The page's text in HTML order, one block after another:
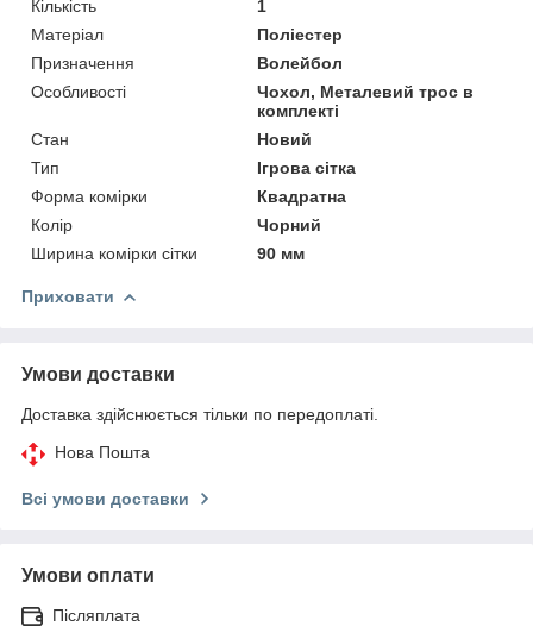
Кількість
1
Матеріал
Поліестер
Призначення
Волейбол
Особливості
Чохол, Металевий трос в
комплекті
Стан
Новий
Тип
Ігрова сітка
Форма комірки
Квадратна
Колір
Чорний
Ширина комірки сітки
90 мм
Приховати
Умови доставки
Доставка здійснюється тільки по передоплаті.
Нова Пошта
Всі умови доставки
Умови оплати
Післяплата